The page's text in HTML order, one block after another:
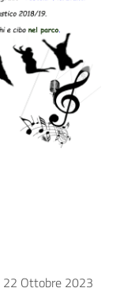
22 Ottobre 2023